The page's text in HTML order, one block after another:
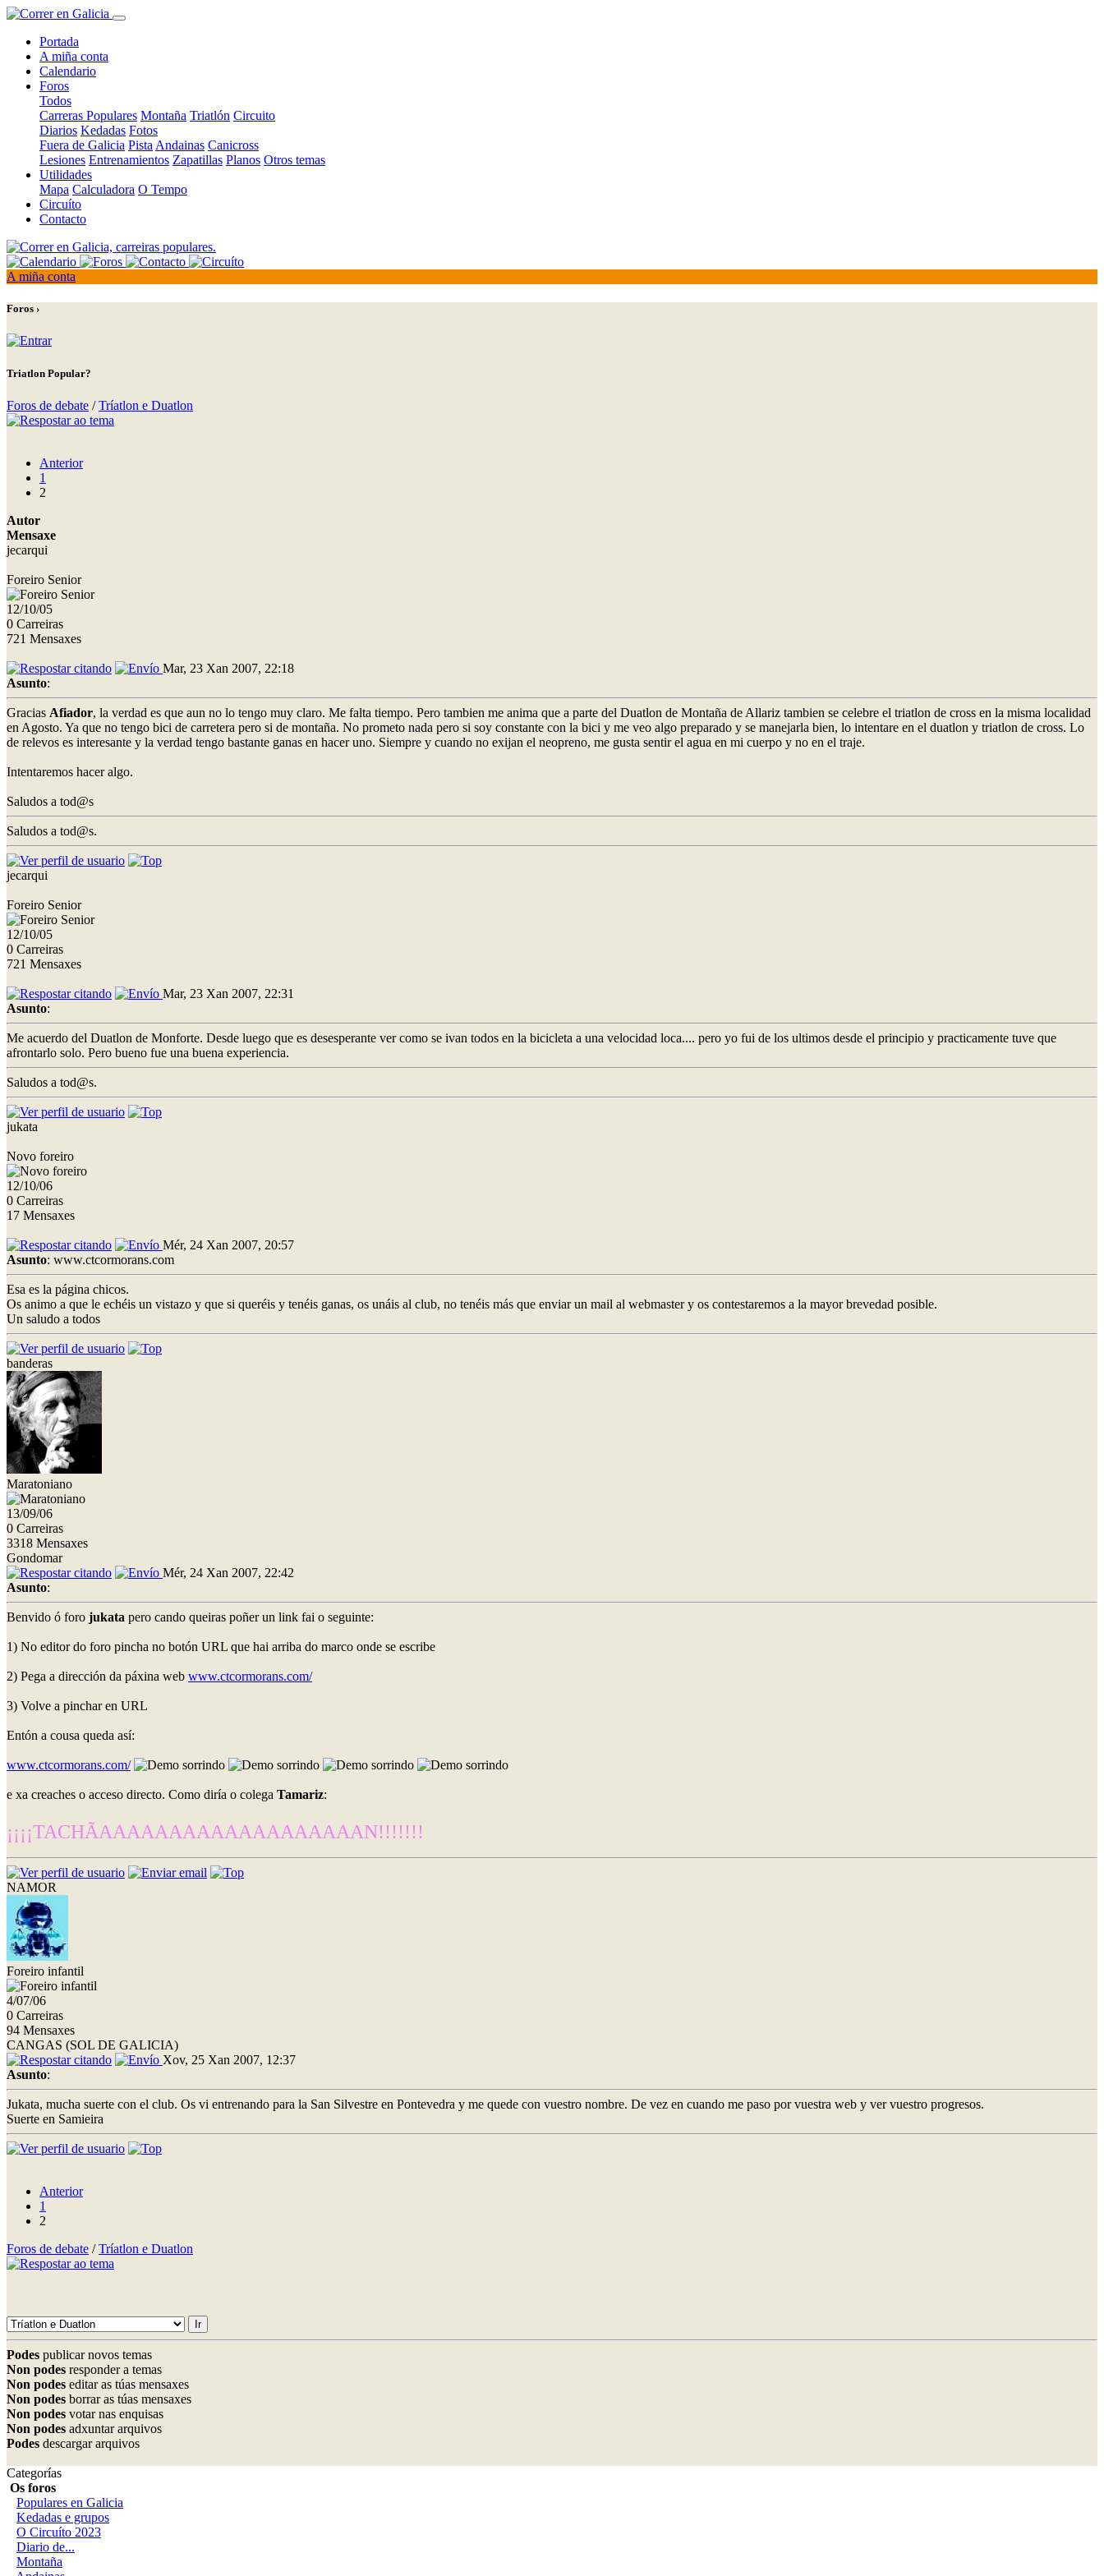
Portada
A miña conta
Calendario
Foros
Todos
Carreras Populares Montaña Triatlón Circuito
Diarios Kedadas Fotos
Fuera de Galicia Pista Andainas Canicross
Lesiones Entrenamientos Zapatillas Planos Otros temas
Utilidades
Mapa Calculadora O Tempo
Circuíto
Contacto
A miña conta
Foros ›
Triatlon Popular?
Foros de debate /Tríatlon e Duatlon
Anterior
1
2
Autor
Mensaxe
jecarqui
Foreiro Senior
12/10/05
0 Carreiras
721 Mensaxes
Mar, 23 Xan 2007, 22:18
Asunto:
Gracias Afiador, la verdad es que aun no lo tengo muy claro. Me falta tiempo. Pero tambien me anima que a parte del Duatlon de Montaña de Allariz tambien se celebre el triatlon de cross en la misma localidad
en Agosto. Ya que no tengo bici de carretera pero si de montaña. No prometo nada pero si soy constante con la bici y me veo algo preparado y se manejarla bien, lo intentare en el duatlon y triatlon de cross. Lo
de relevos es interesante y la verdad tengo bastante ganas en hacer uno. Siempre y cuando no exijan el neopreno, me gusta sentir el agua en mi cuerpo y no en el traje.
Intentaremos hacer algo.
Saludos a tod@s
Saludos a tod@s.
jecarqui
Foreiro Senior
12/10/05
0 Carreiras
721 Mensaxes
Mar, 23 Xan 2007, 22:31
Asunto:
Me acuerdo del Duatlon de Monforte. Desde luego que es desesperante ver como se ivan todos en la bicicleta a una velocidad loca.... pero yo fui de los ultimos desde el principio y practicamente tuve que
afrontarlo solo. Pero bueno fue una buena experiencia.
Saludos a tod@s.
jukata
Novo foreiro
12/10/06
0 Carreiras
17 Mensaxes
Mér, 24 Xan 2007, 20:57
Asunto: www.ctcormorans.com
Esa es la página chicos.
Os animo a que le echéis un vistazo y que si queréis y tenéis ganas, os unáis al club, no tenéis más que enviar un mail al webmaster y os contestaremos a la mayor brevedad posible.
Un saludo a todos
banderas
Maratoniano
13/09/06
0 Carreiras
3318 Mensaxes
Gondomar
Mér, 24 Xan 2007, 22:42
Asunto:
Benvido ó foro jukata pero cando queiras poñer un link fai o seguinte:
1) No editor do foro pincha no botón URL que hai arriba do marco onde se escribe
2) Pega a dirección da páxina web www.ctcormorans.com/
3) Volve a pinchar en URL
Entón a cousa queda así:
www.ctcormorans.com/
e xa creaches o acceso directo. Como diría o colega Tamariz:
¡¡¡¡TACHÃAAAAAAAAAAAAAAAAAAAN!!!!!!!
NAMOR
Foreiro infantil
4/07/06
0 Carreiras
94 Mensaxes
CANGAS (SOL DE GALICIA)
Xov, 25 Xan 2007, 12:37
Asunto:
Jukata, mucha suerte con el club. Os vi entrenando para la San Silvestre en Pontevedra y me quede con vuestro nombre. De vez en cuando me paso por vuestra web y ver vuestro progresos.
Suerte en Samieira
Anterior
1
2
Foros de debate /Tríatlon e Duatlon
Podes publicar novos temas
Non podes responder a temas
Non podes editar as túas mensaxes
Non podes borrar as túas mensaxes
Non podes votar nas enquisas
Non podes adxuntar arquivos
Podes descargar arquivos
Categorías
Os foros
Populares en Galicia
Kedadas e grupos
O Circuíto 2023
Diario de...
Montaña